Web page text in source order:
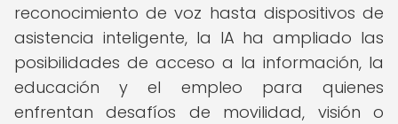
reconocimiento de voz hasta dispositivos de
asistencia inteligente, la IA ha ampliado las
posibilidades de acceso a la información, la
educación y el empleo para quienes
enfrentan desafíos de movilidad, visión o